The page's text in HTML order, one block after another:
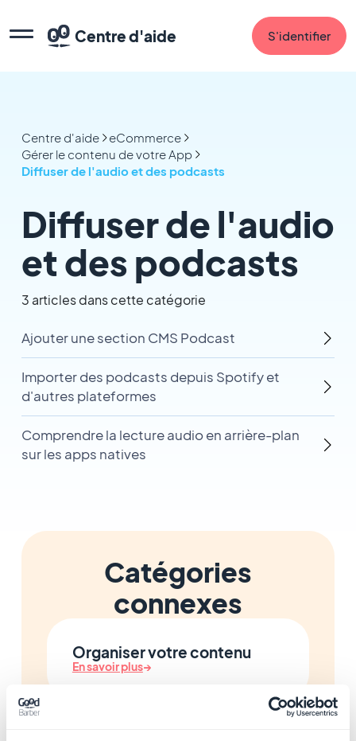
Centre d'aide S'identifier
Centre d'aide
eCommerce
Gérer le contenu de votre App
Diffuser de l'audio et des podcasts
Diffuser de l'audio
et des podcasts
3 articles dans cette catégorie
Ajouter une section CMS Podcast
Importer des podcasts depuis Spotify et
d'autres plateformes
Comprendre la lecture audio en arrière-plan
sur les apps natives
Catégories
connexes
Organiser votre contenu
En savoir plus→